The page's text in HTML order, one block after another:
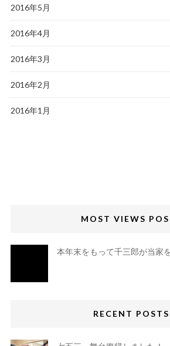
2016年5月
2016年4月
2016年3月
2016年2月
2016年1月
MOST VIEWS
本年末をもって千三郎が当家
RECENT POSTS